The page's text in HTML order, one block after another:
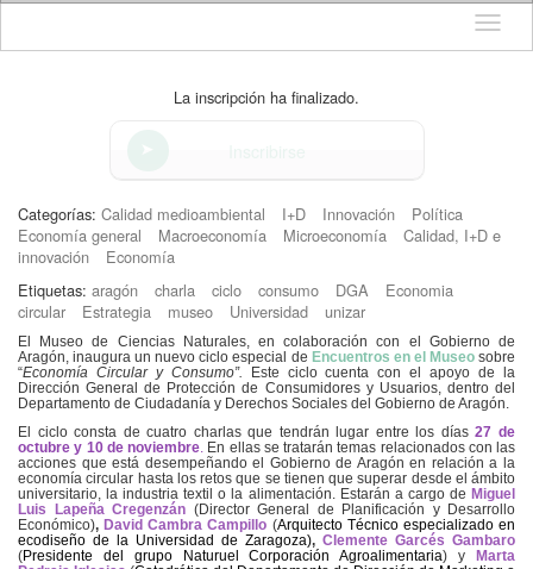
Idioma
La inscripción ha finalizado.
Categorías: Calidad medioambiental I+D Innovación
Política
Economía general
Macroeconomía Microeconomía
Calidad, I+D e
innovación
Economía
Etiquetas: aragón charla ciclo consumo DGA
Economia
circular
Estrategia museo Universidad unizar
El Museo de Ciencias Naturales, en colaboración con el Gobierno de
Aragón, inaugura un nuevo ciclo especial de Encuentros en el Museo sobre
“Economía Circular y Consumo”.
Este ciclo cuenta con el apoyo de la
Dirección General de Protección de Consumidores y Usuarios, dentro del
Departamento de Ciudadanía y Derechos Sociales del Gobierno de Aragón.
El ciclo consta de cuatro charlas que tendrán lugar entre los días 27 de
octubre y 10 de noviembre. En ellas se tratarán temas relacionados con las
acciones que está desempeñando el Gobierno de Aragón en relación a la
economía circular hasta los retos que se tienen que superar desde el ámbito
universitario, la industria textil o la alimentación. Estarán a cargo de Miguel
Luis Lapeña Cregenzán (Director General de Planificación y Desarrollo
Económico), David Cambra Campillo (Arquitecto Técnico especializado en
ecodiseño de la Universidad de Zaragoza), Clemente Garcés Gambaro
(Presidente del grupo Naturuel Corporación Agroalimentaria) y
Marta